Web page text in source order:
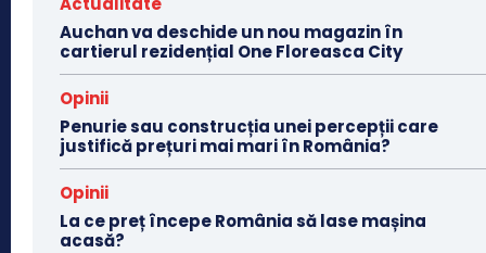
Auchan va deschide un nou magazin în
cartierul rezidențial One Floreasca City
Opinii
Penurie sau construcția unei percepții care
justifică prețuri mai mari în România?
Opinii
La ce preț începe România să lase mașina
acasă?